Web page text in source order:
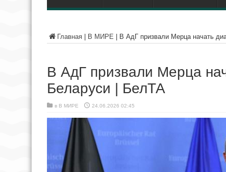
Главная В МИРЕ В АдГ призвали Мерца начать
В АдГ призвали Мерца
Беларуси | БелТА
в В МИРЕ 24.06.2026 02:45